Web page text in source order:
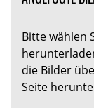
Bitte wählen
die Bilder
Seite